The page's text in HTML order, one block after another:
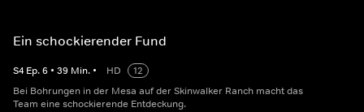
Ein schockierender Fund
S4 Ep.6 • 39 Min. • HD
12
Bei Bohrungen in der Mesa auf der Skinwalker Ranch macht das
Team eine schockierende Entdeckung.